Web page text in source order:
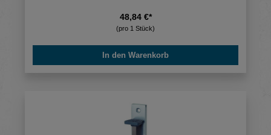
48,84 €*
(pro 1 Stück)
In den Warenkorb